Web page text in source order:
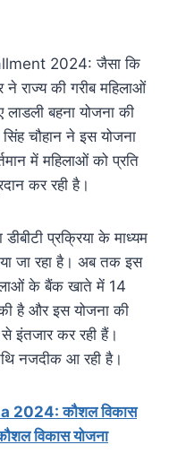
2024: जैसा कि
राज्य की गरीब महिलाओं
बहना योजना की
चौहान ने इस योजना
में महिलाओं को प्रति
कर रही है।
प्रक्रिया के माध्यम
जा रहा है। अब तक इस
के बैंक खाते में 14
है और इस योजना की
से इंतजार कर रही हैं।
नजदीक आ रही है।
2024: कौशल विकास
विकास योजना